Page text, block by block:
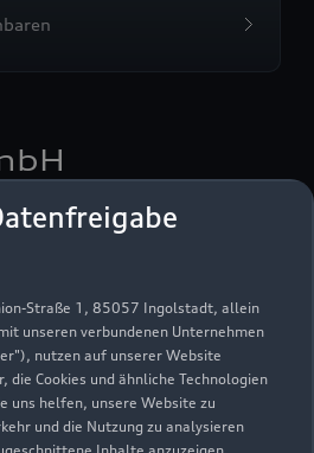
Straße 1, 85057 Ingolstadt, allein
unseren verbundenen Unternehmen
nutzen auf unserer Website
die Cookies und ähnliche Technologien
uns helfen, unsere Website zu
und die Nutzung zu analysieren